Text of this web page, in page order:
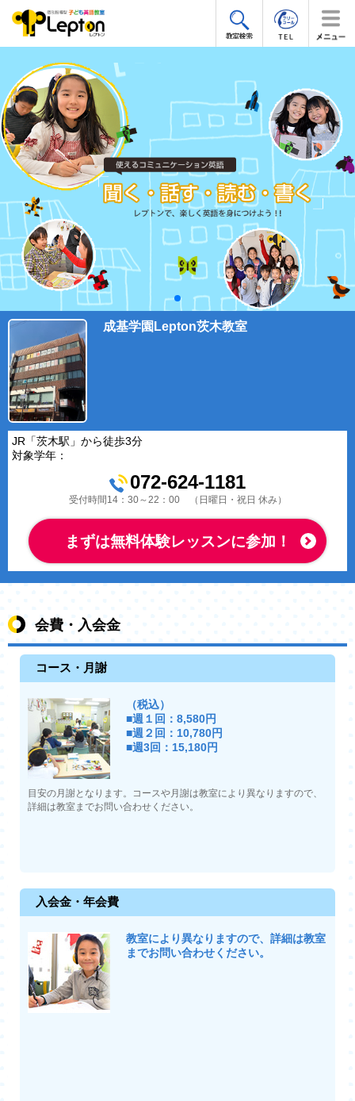
成基学園Lepton茨木教室
JR「茨木駅」から徒歩3分
対象学年：
072-624-1181
受付時間14：30～22：00 （日曜日・祝日 休み）
まずは無料体験レッスンに参加！
会費・入会金
コース・月謝
（税込）
■週１回：8,580円
■週２回：10,780円
■週3回：15,180円
目安の月謝となります。コースや月謝は教室により異なりますので、
詳細は教室までお問い合わせください。
入会金・年会費
教室により異なりますので、詳細は教室
までお問い合わせください。